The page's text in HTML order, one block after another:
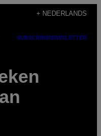
+ NEDERLANDS
SUBSCRIBENEWSLETTER